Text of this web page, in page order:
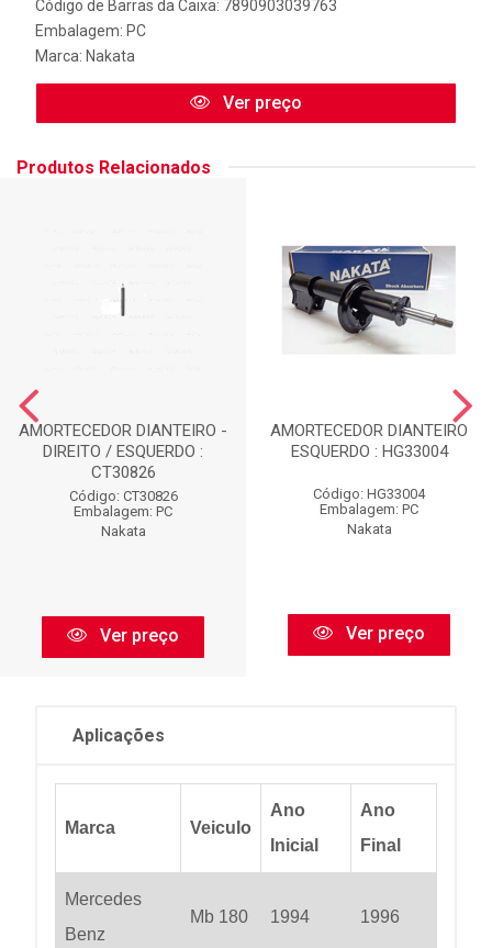
Código de Barras da Caixa: 7890903039763
Embalagem: PC
Marca: Nakata
Ver preço
Produtos Relacionados
AMORTECEDOR DIANTEIRO -
DIREITO / ESQUERDO :
CT30826
Código: CT30826
Embalagem: PC
Nakata
Ver preço
AMORTECEDOR DIANTEIRO
ESQUERDO : HG33004
Código: HG33004
Embalagem: PC
Nakata
Ver preço
Aplicações
Marca Veiculo
Ano
Inicial
Ano
Final
Mercedes
Benz
Mb 180 1994 1996